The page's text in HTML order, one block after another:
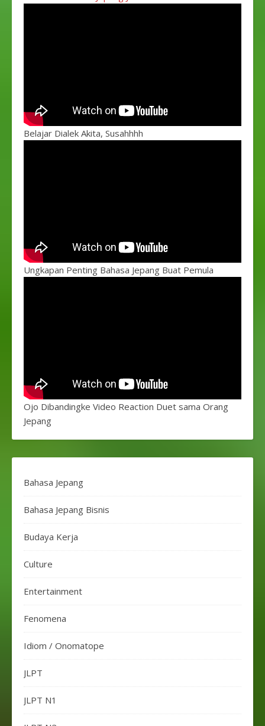
Belajar Dialek Akita, Susahhhh
Ungkapan Penting Bahasa Jepang Buat Pemula
Ojo Dibandingke Video Reaction Duet sama Orang
Jepang
Bahasa Jepang
Bahasa Jepang Bisnis
Budaya Kerja
Culture
Entertainment
Fenomena
Idiom / Onomatope
JLPT
JLPT N1